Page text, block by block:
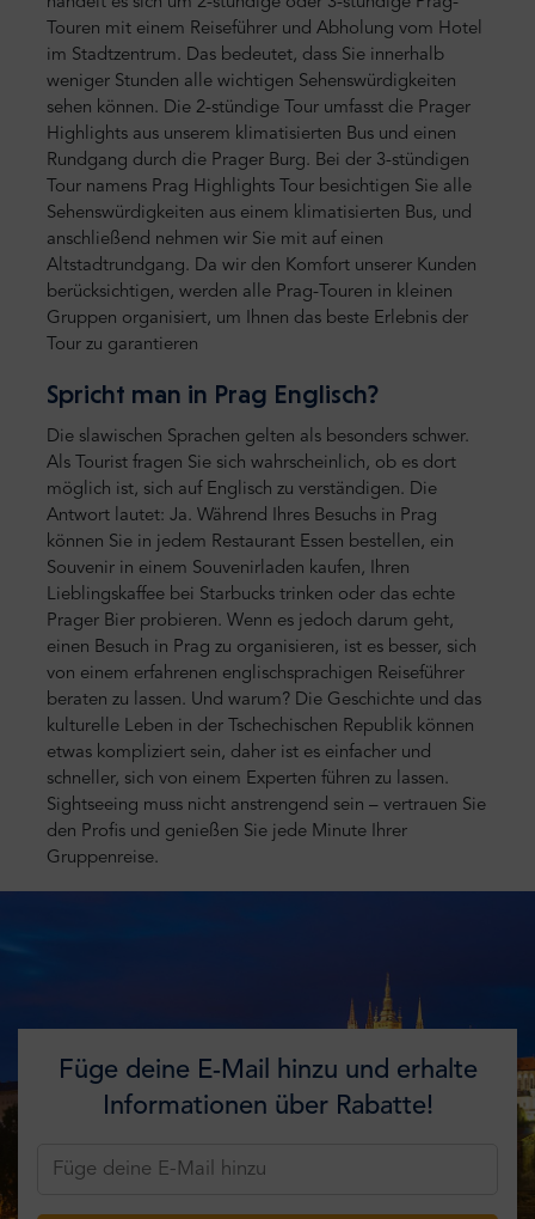
Touren mit einem Reiseführer und Abholung vom Hotel
im Stadtzentrum. Das bedeutet, dass Sie innerhalb
weniger Stunden alle wichtigen Sehenswürdigkeiten
sehen können. Die 2-stündige Tour umfasst die Prager
Highlights aus unserem klimatisierten Bus und einen
Rundgang durch die Prager Burg. Bei der 3-stündigen
Tour namens Prag Highlights Tour besichtigen Sie alle
Sehenswürdigkeiten aus einem klimatisierten Bus, und
anschließend nehmen wir Sie mit auf einen
Altstadtrundgang. Da wir den Komfort unserer Kunden
berücksichtigen, werden alle Prag-Touren in kleinen
Gruppen organisiert, um Ihnen das beste Erlebnis der
Tour zu garantieren
Spricht man in Prag Englisch?
Die slawischen Sprachen gelten als besonders schwer.
Als Tourist fragen Sie sich wahrscheinlich, ob es dort
möglich ist, sich auf Englisch zu verständigen. Die
Antwort lautet: Ja. Während Ihres Besuchs in Prag
können Sie in jedem Restaurant Essen bestellen, ein
Souvenir in einem Souvenirladen kaufen, Ihren
Lieblingskaffee bei Starbucks trinken oder das echte
Prager Bier probieren. Wenn es jedoch darum geht,
einen Besuch in Prag zu organisieren, ist es besser, sich
von einem erfahrenen englischsprachigen Reiseführer
beraten zu lassen. Und warum? Die Geschichte und das
kulturelle Leben in der Tschechischen Republik können
etwas kompliziert sein, daher ist es einfacher und
schneller, sich von einem Experten führen zu lassen.
Sightseeing muss nicht anstrengend sein – vertrauen Sie
den Profis und genießen Sie jede Minute Ihrer
Gruppenreise.
Füge deine E-Mail hinzu und erhalte
Informationen über Rabatte!